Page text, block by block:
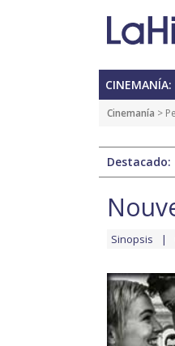
CINEMANÍA:
Cinemanía >
Destacado:
Sinopsis